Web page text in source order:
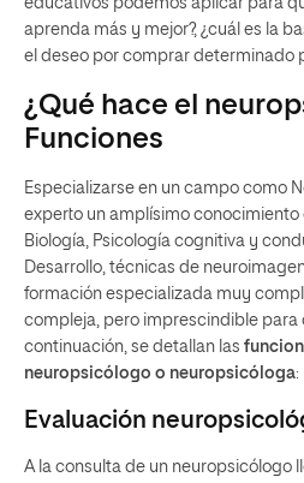
aprenda más y mejor?, ¿cuál es la
el deseo por comprar determinado
¿Qué hace el
Funciones
Especializarse en un campo como
experto un amplísimo conocimiento
Biología, Psicología cognitiva y
Desarrollo, técnicas de
formación especializada muy
compleja, pero imprescindible para
continuación, se detallan las
neuropsicólogo o neuropsicóloga:
Evaluación
A la consulta de un neuropsicólogo